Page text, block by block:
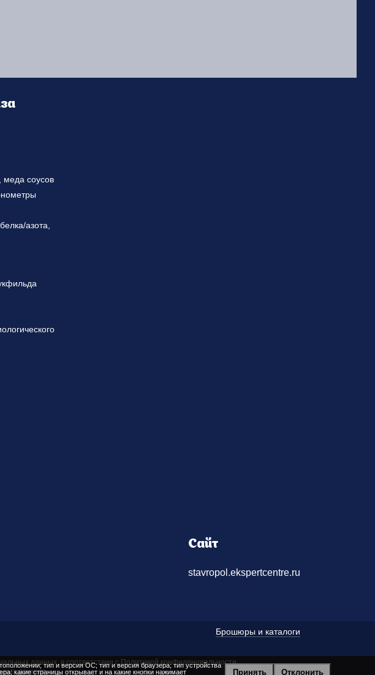
соусов
азота,
Сайт
stavropol.ekspertcentre.ru
Брошюры и каталоги
данных, в соответствии с Политикой конфиденциальности.
данных
тип и версия ОС; тип и версия браузера; тип устройства
какие страницы открывает и на какие кнопки нажимает
Принять Отклонить